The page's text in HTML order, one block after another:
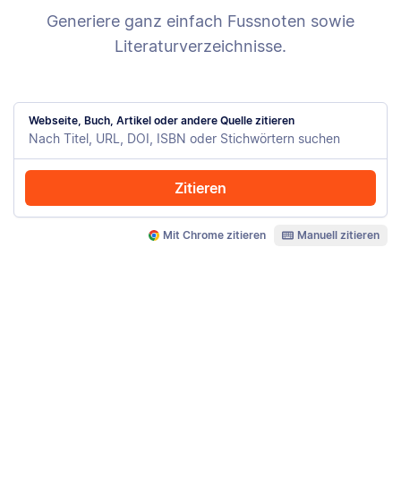
Generiere ganz einfach Fussnoten sowie
Literaturverzeichnisse.
Webseite, Buch, Artikel oder andere Quelle zitieren
Zitieren
Mit Chrome zitieren Manuell zitieren